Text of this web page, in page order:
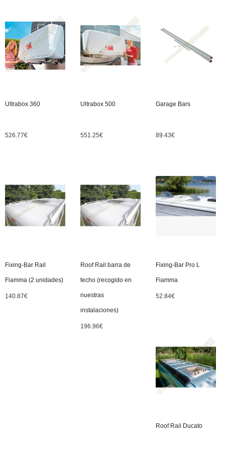
Ultrabox 360
526.77€
Ultrabox 500
551.25€
Garage Bars
89.43€
Fixing-Bar Rail
Fiamma (2 unidades)
140.87€
Roof Rail barra de
techo (recogido en
nuestras
instalaciones)
196.96€
Fixing-Bar Pro L
Fiamma
52.84€
Roof Rail Ducato